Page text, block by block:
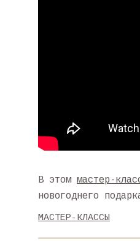
В этом мастер-
новогоднего
МАСТЕР-КЛАССЫ